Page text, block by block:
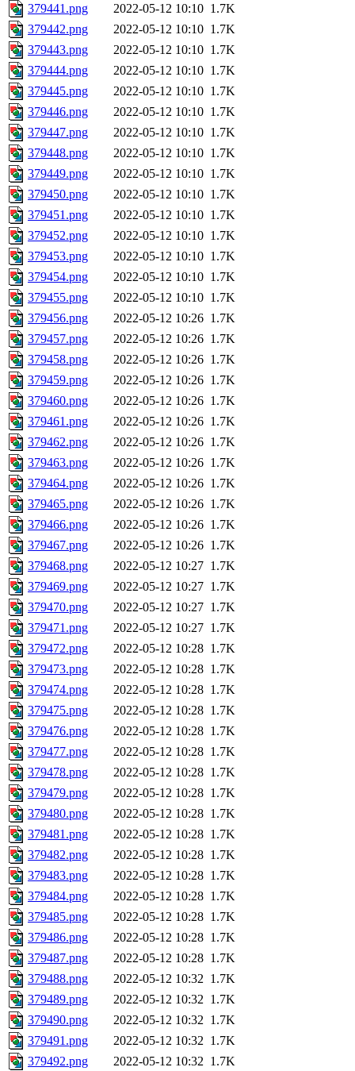
379441.png
2022-05-12 10:10 1.7K
379442.png
2022-05-12 10:10 1.7K
379443.png
2022-05-12 10:10 1.7K
379444.png
2022-05-12 10:10 1.7K
379445.png
2022-05-12 10:10 1.7K
379446.png
2022-05-12 10:10 1.7K
379447.png
2022-05-12 10:10 1.7K
379448.png
2022-05-12 10:10 1.7K
379449.png
2022-05-12 10:10 1.7K
379450.png
2022-05-12 10:10 1.7K
379451.png
2022-05-12 10:10 1.7K
379452.png
2022-05-12 10:10 1.7K
379453.png
2022-05-12 10:10 1.7K
379454.png
2022-05-12 10:10 1.7K
379455.png
2022-05-12 10:10 1.7K
379456.png
2022-05-12 10:26 1.7K
379457.png
2022-05-12 10:26 1.7K
379458.png
2022-05-12 10:26 1.7K
379459.png
2022-05-12 10:26 1.7K
379460.png
2022-05-12 10:26 1.7K
379461.png
2022-05-12 10:26 1.7K
379462.png
2022-05-12 10:26 1.7K
379463.png
2022-05-12 10:26 1.7K
379464.png
2022-05-12 10:26 1.7K
379465.png
2022-05-12 10:26 1.7K
379466.png
2022-05-12 10:26 1.7K
379467.png
2022-05-12 10:26 1.7K
379468.png
2022-05-12 10:27 1.7K
379469.png
2022-05-12 10:27 1.7K
379470.png
2022-05-12 10:27 1.7K
379471.png
2022-05-12 10:27 1.7K
379472.png
2022-05-12 10:28 1.7K
379473.png
2022-05-12 10:28 1.7K
379474.png
2022-05-12 10:28 1.7K
379475.png
2022-05-12 10:28 1.7K
379476.png
2022-05-12 10:28 1.7K
379477.png
2022-05-12 10:28 1.7K
379478.png
2022-05-12 10:28 1.7K
379479.png
2022-05-12 10:28 1.7K
379480.png
2022-05-12 10:28 1.7K
379481.png
2022-05-12 10:28 1.7K
379482.png
2022-05-12 10:28 1.7K
379483.png
2022-05-12 10:28 1.7K
379484.png
2022-05-12 10:28 1.7K
379485.png
2022-05-12 10:28 1.7K
379486.png
2022-05-12 10:28 1.7K
379487.png
2022-05-12 10:28 1.7K
379488.png
2022-05-12 10:32 1.7K
379489.png
2022-05-12 10:32 1.7K
379490.png
2022-05-12 10:32 1.7K
379491.png
2022-05-12 10:32 1.7K
379492.png
2022-05-12 10:32 1.7K